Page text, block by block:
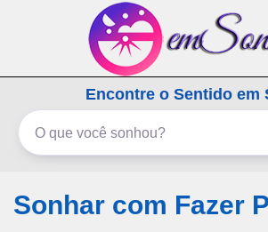
emSonho.com
Os sonhos significam mais
Encontre o Sentido em
Sonhar com Fazer